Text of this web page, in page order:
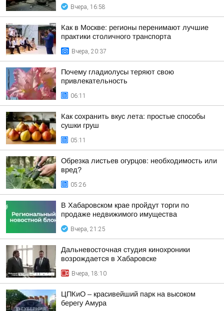
Вчера, 16:58
Как в Москве: регионы перенимают лучшие
практики столичного транспорта
Вчера, 20:37
Почему гладиолусы теряют свою
привлекательность
06:11
Как сохранить вкус лета: простые способы
сушки груш
05:11
Обрезка листьев огурцов: необходимость или
вред?
05:26
В Хабаровском крае пройдут торги по
продаже недвижимого имущества
Вчера, 21:25
Дальневосточная студия кинохроники
возрождается в Хабаровске
Вчера, 18:10
ЦПКиО – красивейший парк на высоком
берегу Амура